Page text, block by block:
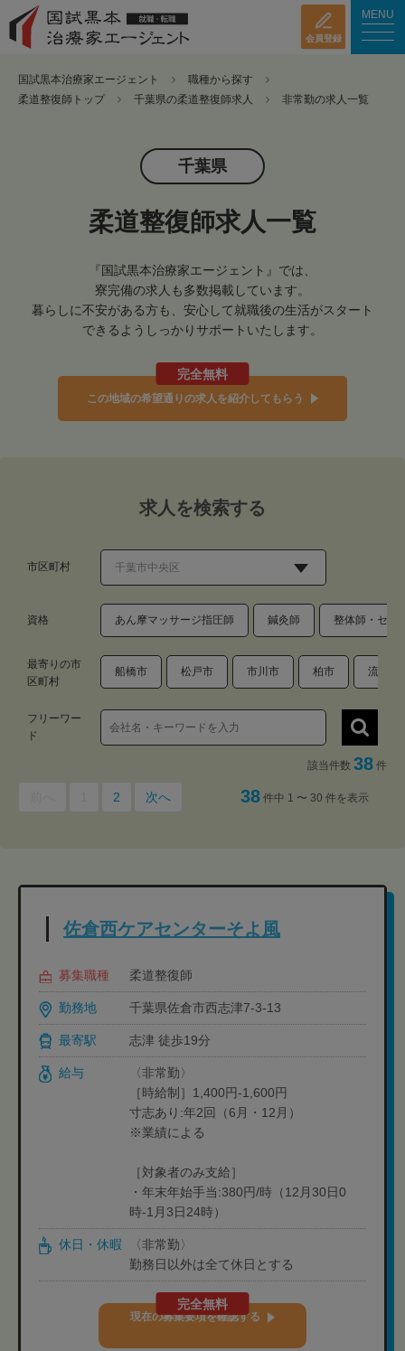
会員登録
MENU
国試黒本治療家エージェント
職種から探す
柔道整復師トップ
千葉県の柔道整復師求人 非常勤の求人一覧
千葉県
柔道整復師求人一覧
『国試黒本治療家エージェント』では、
寮完備の求人も多数掲載しています。
暮らしに不安がある方も、安心して就職後の生活がスタート
できるようしっかりサポートいたします。
完全無料
この地域の希望通りの求人を紹介してもらう
求人を検索する
市区町村
資格 あん摩マッサージ指圧師 鍼灸師 整体師・セラ
最寄りの市
区町村
船橋市 松戸市 市川市 柏市 流山市
フリーワー
ド
該当件数 38 件
2 次へ 38 件中 1 〜 30 件を表示
佐倉西ケアセンターそよ風
募集職種 柔道整復師
勤務地 千葉県佐倉市西志津7-3-13
最寄駅 志津 徒歩19分
給与
〈非常勤〉
［時給制］1,400円-1,600円
寸志あり:年2回（6月・12月）
※業績による
［対象者のみ支給］
・年末年始手当:380円/時（12月30日0
時-1月3日24時）
休日・休暇
〈非常勤〉
勤務日以外は全て休日とする
完全無料
現在の募集要項を確認する